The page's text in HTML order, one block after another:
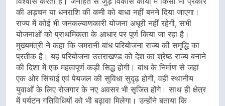
की अड़चन या धनराशि की कमी को बाधा नहीं बनने दिया जाएगा।
राज्य में कोई भी जनकल्याणकारी योजना अधूरी नहीं रहेगी, सभी
योजनाओं को प्राथमिकता के आधार पर पूर्ण किया जा रहा है।
मुख्यमंत्री ने कहा कि जमरानी बांध परियोजना राज्य की समृद्धि का
प्रतीक है। यह परियोजना उत्तराखण्ड को देश का श्रेष्ठ राज्य बनाने
की दिशा में एक महत्वपूर्ण कड़ी सिद्ध होगी। बांध के निर्माण से जहां
एक ओर सिंचाई एवं पेयजल की सुविधा सुदृढ़ होगी, वहीं स्थानीय
युवाओं के लिए रोजगार के नए अवसर भी सृजित होंगे। साथ ही क्षेत्र
में पर्यटन गतिविधियों को भी बढ़ावा मिलेगा। उन्होंने बताया कि